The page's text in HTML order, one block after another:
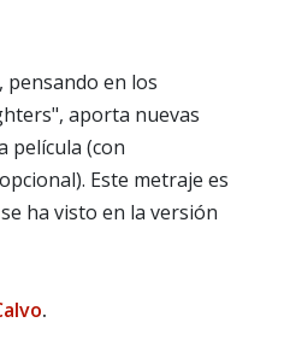
pensando en los
aporta nuevas
película (con
Este metraje es
ha visto en la versión
.